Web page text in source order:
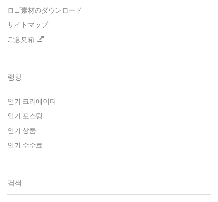
ロゴ素材のダウンロード
サイトマップ
ご意見箱
랭킹
인기 크리에이터
인기 포스팅
인기 상품
인기 수수료
검색